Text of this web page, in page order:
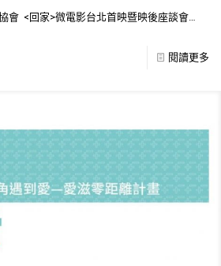
會 <回家>微電影台北首映暨映後座談會…
閱讀更多